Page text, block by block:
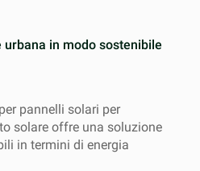
in modo sostenibile
pannelli solari per
solare offre una soluzione
in termini di energia